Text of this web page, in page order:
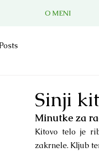
O MENI
Sinji kit
Minutke za
Kitovo telo je
zakrnele. Kljub